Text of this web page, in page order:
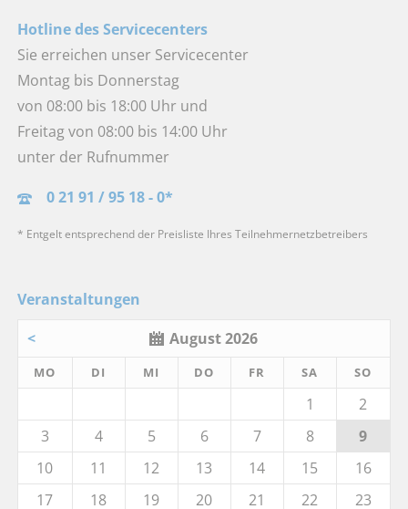
Hotline des Servicecenters
Sie erreichen unser Servicecenter
Montag bis Donnerstag
von 08:00 bis 18:00 Uhr und
Freitag von 08:00 bis 14:00 Uhr
unter der Rufnummer
0 21 91 / 95 18 - 0*
* Entgelt entsprechend der Preisliste Ihres Teilnehmernetzbetreibers
Veranstaltungen
<
August 2026
MO DI MI DO FR SA SO
1
2
3
4 5 6 7 8
9
10
11 12 13 14 15
16
17
18 19 20 21 22 23